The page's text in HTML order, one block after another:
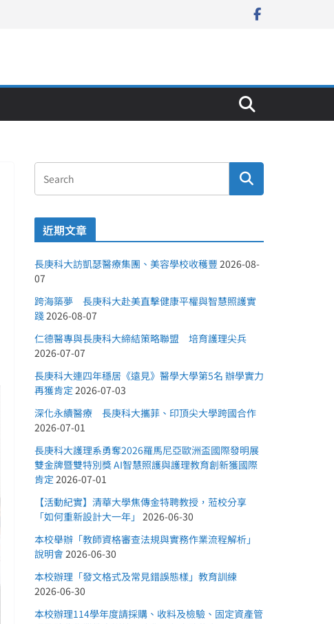
近期文章
長庚科大訪凱瑟醫療集團、美容學校收穫豐 2026-08-
07
跨海築夢 長庚科大赴美直擊健康平權與智慧照護實
踐2026-08-07
仁德醫專與長庚科大締結策略聯盟 培育護理尖兵
2026-07-07
長庚科大連四年穩居《遠見》醫學大學第5名 辦學實力
再獲肯定 2026-07-03
深化永續醫療 長庚科大攜菲、印頂尖大學跨國合作
2026-07-01
長庚科大護理系勇奪2026羅馬尼亞歐洲盃國際發明展
雙金牌暨雙特別獎 AI智慧照護與護理教育創新獲國際
肯定 2026-07-01
【活動紀實】清華大學焦傳金特聘教授，蒞校分享
「如何重新設計大一年」 2026-06-30
本校舉辦「教師資格審查法規與實務作業流程解析」
說明會2026-06-30
本校辦理「發文格式及常見錯誤態樣」教育訓練
2026-06-30
本校辦理114學年度請採購、收料及檢驗、固定資產管